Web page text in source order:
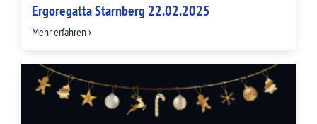
Ergoregatta Starnberg 22.02.2025
Mehr erfahren ›